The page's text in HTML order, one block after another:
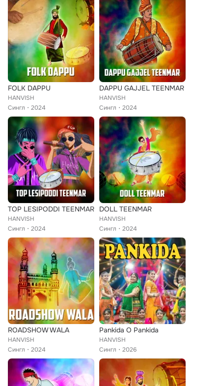
FOLK DAPPU
HANVISH
Сингл
2024
DAPPU GAJJEL TEENMAR
HANVISH
Сингл
2024
TOP LESIPODDI TEENMAR
HANVISH
Сингл
2024
DOLL TEENMAR
HANVISH
Сингл
2024
ROADSHOW WALA
HANVISH
Сингл
2024
Pankida O Pankida
HANVISH
Сингл
2026